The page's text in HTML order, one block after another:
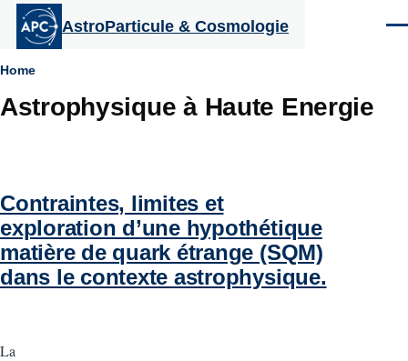
Aller au contenu principal
AstroParticule & Cosmologie
Fil
d'Ariane
Home
Astrophysique à Haute Energie
Contraintes, limites et
exploration d’une hypothétique
matière de quark étrange (SQM)
dans le contexte astrophysique.
La